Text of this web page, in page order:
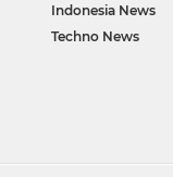
Indonesia News
Techno News